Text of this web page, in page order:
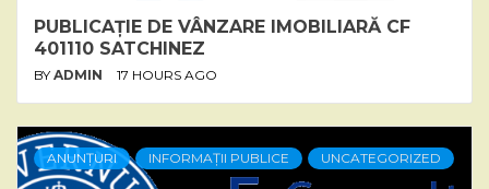
PUBLICAȚIE DE VÂNZARE IMOBILIARĂ CF
401110 SATCHINEZ
BY ADMIN 17 HOURS AGO
ANUNȚURI INFORMAȚII PUBLICE UNCATEGORIZED